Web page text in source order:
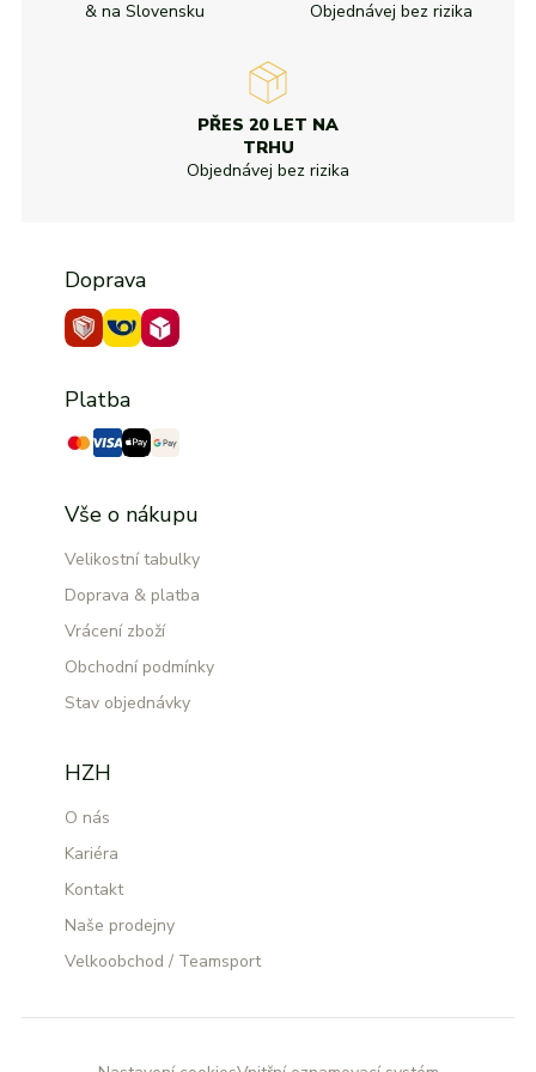
& na Slovensku Objednávej bez rizika
PŘES 20 LET NA
TRHU
Objednávej bez rizika
Doprava
Platba
Vše o nákupu
Velikostní tabulky
Doprava & platba
Vrácení zboží
Obchodní podmínky
Stav objednávky
HZH
O nás
Kariéra
Kontakt
Naše prodejny
Velkoobchod / Teamsport